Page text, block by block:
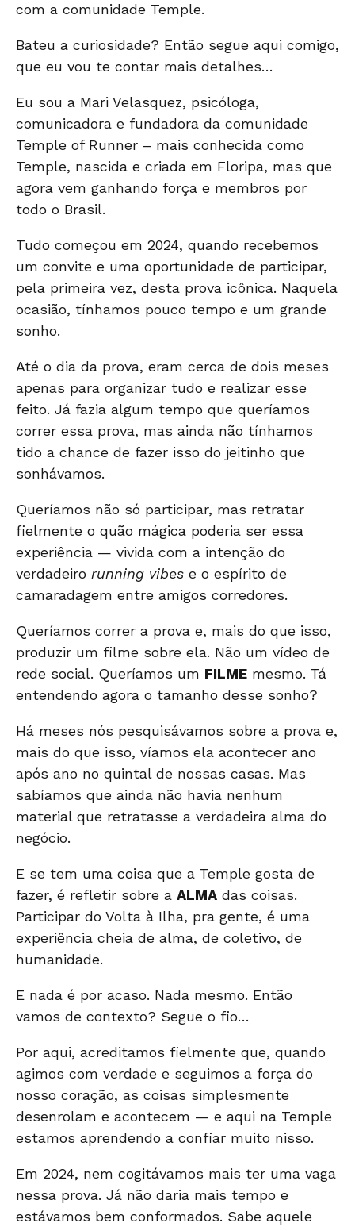
com a comunidade Temple.
Bateu a curiosidade? Então segue aqui comigo,
que eu vou te contar mais detalhes…
Eu sou a Mari Velasquez, psicóloga,
comunicadora e fundadora da comunidade
Temple of Runner – mais conhecida como
Temple, nascida e criada em Floripa, mas que
agora vem ganhando força e membros por
todo o Brasil.
Tudo começou em 2024, quando recebemos
um convite e uma oportunidade de participar,
pela primeira vez, desta prova icônica. Naquela
ocasião, tínhamos pouco tempo e um grande
sonho.
Até o dia da prova, eram cerca de dois meses
apenas para organizar tudo e realizar esse
feito. Já fazia algum tempo que queríamos
correr essa prova, mas ainda não tínhamos
tido a chance de fazer isso do jeitinho que
sonhávamos.
Queríamos não só participar, mas retratar
fielmente o quão mágica poderia ser essa
experiência — vivida com a intenção do
verdadeiro running vibes e o espírito de
camaradagem entre amigos corredores.
Queríamos correr a prova e, mais do que isso,
produzir um filme sobre ela. Não um vídeo de
rede social. Queríamos um FILME mesmo. Tá
entendendo agora o tamanho desse sonho?
Há meses nós pesquisávamos sobre a prova e,
mais do que isso, víamos ela acontecer ano
após ano no quintal de nossas casas. Mas
sabíamos que ainda não havia nenhum
material que retratasse a verdadeira alma do
negócio.
E se tem uma coisa que a Temple gosta de
fazer, é refletir sobre a ALMA das coisas.
Participar do Volta à Ilha, pra gente, é uma
experiência cheia de alma, de coletivo, de
humanidade.
E nada é por acaso. Nada mesmo. Então
vamos de contexto? Segue o fio…
Por aqui, acreditamos fielmente que, quando
agimos com verdade e seguimos a força do
nosso coração, as coisas simplesmente
desenrolam e acontecem — e aqui na Temple
estamos aprendendo a confiar muito nisso.
Em 2024, nem cogitávamos mais ter uma vaga
nessa prova. Já não daria mais tempo e
estávamos bem conformados. Sabe aquele